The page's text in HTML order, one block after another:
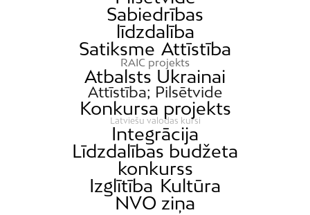
Sabiedrības
līdzdalība
Satiksme Attīstība
RAIC projekts
Atbalsts Ukrainai
Attīstība; Pilsētvide
Konkursa projekts
Latviešu valodas kursi
Integrācija
Līdzdalības budžeta
konkurss
Izglītība Kultūra
NVO ziņa